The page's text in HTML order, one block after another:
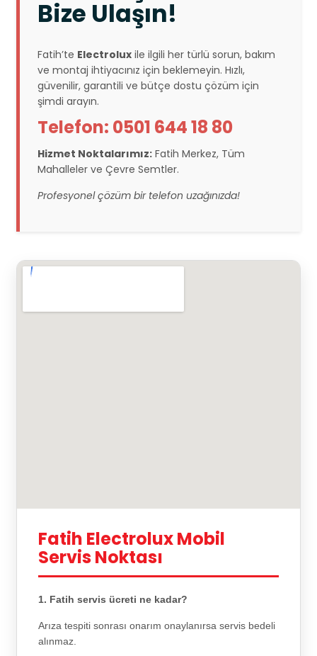
Bize Ulaşın!
Fatih’te Electrolux ile ilgili her türlü sorun, bakım
ve montaj ihtiyacınız için beklemeyin. Hızlı,
güvenilir, garantili ve bütçe dostu çözüm için
şimdi arayın.
Telefon: 0501 644 18 80
Hizmet Noktalarımız: Fatih Merkez, Tüm
Mahalleler ve Çevre Semtler.
Profesyonel çözüm bir telefon uzağınızda!
Fatih Electrolux Mobil
Servis Noktası
1. Fatih servis ücreti ne kadar?
Arıza tespiti sonrası onarım onaylanırsa servis bedeli
alınmaz.